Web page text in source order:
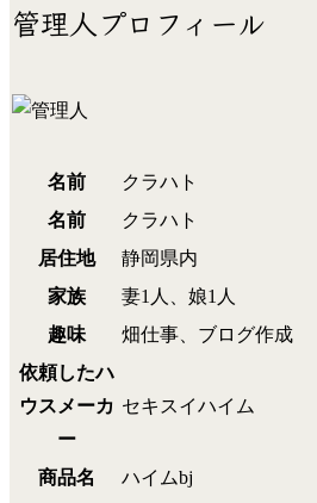
管理人プロフィール
名前
クラハト
名前
クラハト
居住地
静岡県内
家族
妻1人、娘1人
趣味
畑仕事、ブログ作成
依頼したハ
ウスメーカ
ー
セキスイハイム
商品名
ハイムbj